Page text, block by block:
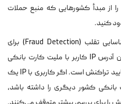
از مبدأ کشورهایی که منبع حملات
کنید.
علاوه بر این، در سیستم‌های شناسایی تقلب (Fraud Detection) برای
درگاه‌های پرداخت، مطابقت دادن آدرس IP کاربر با ملیت کارت بانکی
صادر شده، یکی از مراحل اصلی تایید تراکنش است. اگر کاربری با IP یک
کشور دیگری را داشته باشد،